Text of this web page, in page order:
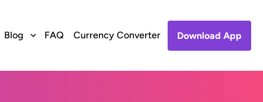
Blog FAQ Currency Converter Download App